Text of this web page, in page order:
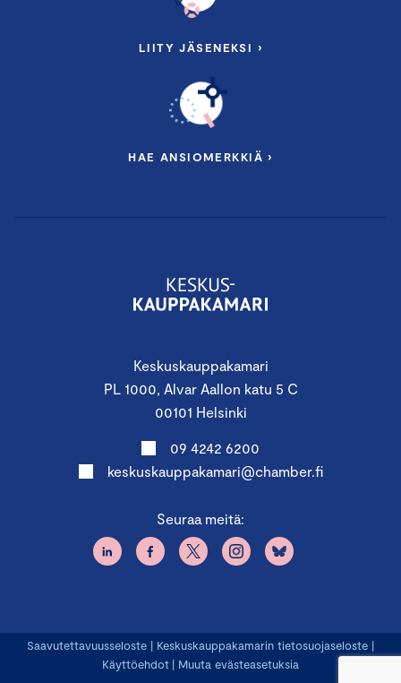
Keskuskauppakamari
PL 1000, Alvar Aallon katu 5 C
00101 Helsinki
09 4242 6200
keskuskauppakamari@chamber.fi
Seuraa meitä:
LIITY JÄSENEKSI ›
HAE ANSIOMERKKIÄ ›
Saavutettavuusseloste | Keskuskauppakamarin tietosuojaseloste |
Käyttöehdot | Muuta evästeasetuksia